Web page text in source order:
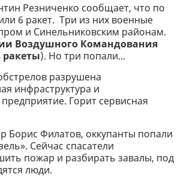
Резниченко сообщает, что по
6 ракет. Три из них военные
и Синельниковским районам.
Воздушного Командования
ракеты). Но три попали...
разрушена
инфраструктура и
Горит сервисная
Борис Филатов, оккупанты попали
Сейчас спасатели
пожар и разбирать завалы, под
люди.